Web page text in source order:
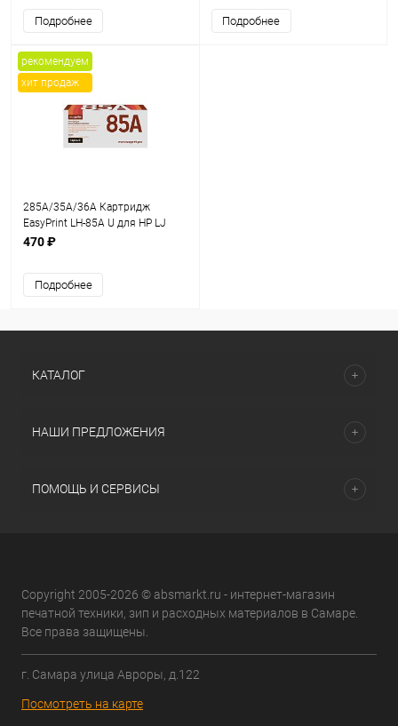
2K
Подробнее Подробнее
рекомендуем
хит продаж
285A/35A/36A Картридж
EasyPrint LH-85A U для HP LJ
P1005/1505/Pro 1102/LBP6000
470 ₽
Подробнее
КАТАЛОГ
НАШИ ПРЕДЛОЖЕНИЯ
ПОМОЩЬ И СЕРВИСЫ
Copyright 2005-2026 © absmarkt.ru - интернет-магазин
печатной техники, зип и расходных материалов в Самаре.
Все права защищены.
г. Самара улица Авроры, д.122
Посмотреть на карте